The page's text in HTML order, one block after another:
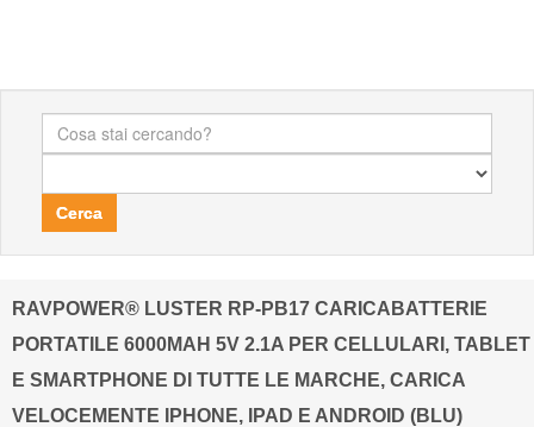
Cerca
RAVPOWER® LUSTER RP-PB17 CARICABATTERIE
PORTATILE 6000MAH 5V 2.1A PER CELLULARI, TABLET
E SMARTPHONE DI TUTTE LE MARCHE, CARICA
VELOCEMENTE IPHONE, IPAD E ANDROID (BLU)